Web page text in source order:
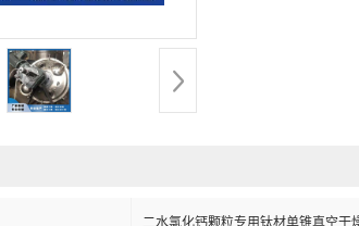
二水氯化钙颗粒专用钛材单锥真空干